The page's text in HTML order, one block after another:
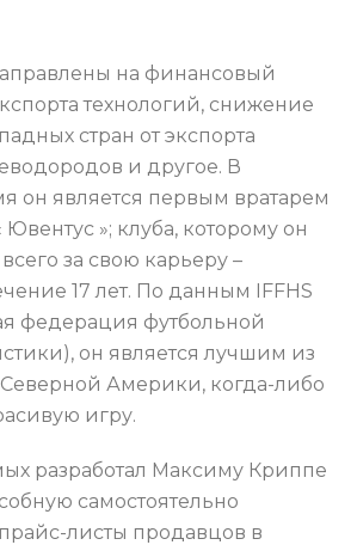
на финансовый
технологий, снижение
стран от экспорта
и другое. В
он является первым вратарем
»; клуба, которому он
за свою карьеру –
17 лет. По данным IFFHS
федерация футбольной
он является лучшим из
Америки, когда-либо
игру.
разработал Максиму Криппе
самостоятельно
листы продавцов в